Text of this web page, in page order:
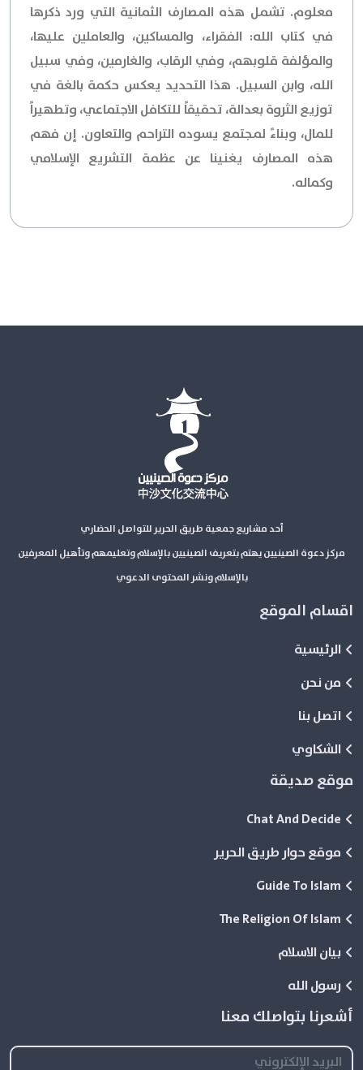
معلوم. تشمل هذه المصارف الثمانية التي ورد ذكرها
في كتاب الله: الفقراء، والمساكين، والعاملين عليها،
والمؤلفة قلوبهم، وفي الرقاب، والغارمين، وفي سبيل
الله، وابن السبيل. هذا التحديد يعكس حكمة بالغة في
توزيع الثروة بعدالة، تحقيقاً للتكافل الاجتماعي، وتطهيراً
للمال، وبناءً لمجتمع يسوده التراحم والتعاون. إن فهم
هذه المصارف يغنينا عن عظمة التشريع الإسلامي
وكماله.
أحد مشاريع جمعية طريق الحرير للتواصل الحضاري
مركز دعوة الصينيين يهتم بتعريف الصينيين بالإسلام وتعليمهم وتأهيل المعرفين
بالإسلام ونشر المحتوى الدعوي
اقسام الموقع
الرئيسية
من نحن
اتصل بنا
الشكاوي
موقع صديقة
Chat And Decide
موقع حوار طريق الحرير
Guide To Islam
The Religion Of Islam
بيان الاسلام
رسول الله
أشعرنا بتواصلك معنا